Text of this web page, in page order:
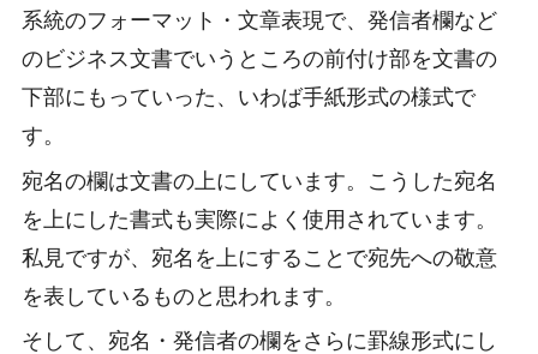
系統のフォーマット・文章表現で、発信者欄など
のビジネス文書でいうところの前付け部を文書の
下部にもっていった、いわば手紙形式の様式で
す。
宛名の欄は文書の上にしています。こうした宛名
を上にした書式も実際によく使用されています。
私見ですが、宛名を上にすることで宛先への敬意
を表しているものと思われます。
そして、宛名・発信者の欄をさらに罫線形式にし